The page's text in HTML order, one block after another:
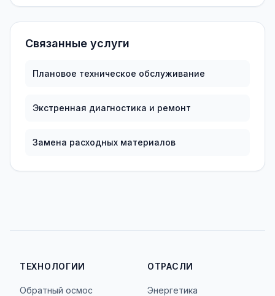
Связанные услуги
Плановое техническое обслуживание
Экстренная диагностика и ремонт
Замена расходных материалов
ТЕХНОЛОГИИ
Обратный осмос
ОТРАСЛИ
Энергетика